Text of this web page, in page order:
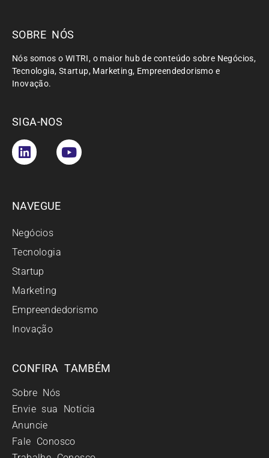
SOBRE NÓS
Nós somos o WITRI, o maior hub de conteúdo sobre Negócios,
Tecnologia, Startup, Marketing, Empreendedorismo e
Inovação.
SIGA-NOS
NAVEGUE
Negócios
Tecnologia
Startup
Marketing
Empreendedorismo
Inovação
CONFIRA TAMBÉM
Sobre Nós
Envie sua Notícia
Anuncie
Fale Conosco